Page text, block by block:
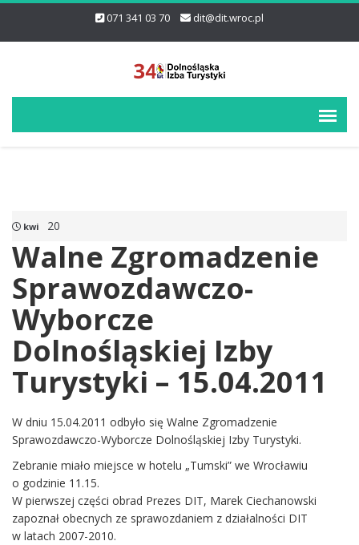
071 341 03 70 dit@dit.wroc.pl
kwi 20
Walne Zgromadzenie
Sprawozdawczo-
Wyborcze
Dolnośląskiej Izby
Turystyki – 15.04.2011
W dniu 15.04.2011 odbyło się Walne Zgromadzenie
Sprawozdawczo-Wyborcze Dolnośląskiej Izby Turystyki.
Zebranie miało miejsce w hotelu „Tumski” we Wrocławiu
o godzinie 11.15.
W pierwszej części obrad Prezes DIT, Marek Ciechanowski
zapoznał obecnych ze sprawozdaniem z działalności DIT
w latach 2007-2010.